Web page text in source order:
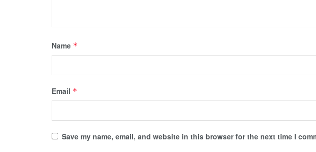
Name *
Email *
Save my name, email, and website in this browser for the next time I